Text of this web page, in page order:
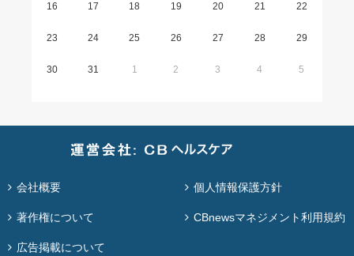
16 17 18 19 20 21 22
23 24 25 26 27 28 29
30 31 1 2 3 4 5
会社概要 個人情報保護方針
著作権について CBnewsマネジメント利用規約
広告掲載について